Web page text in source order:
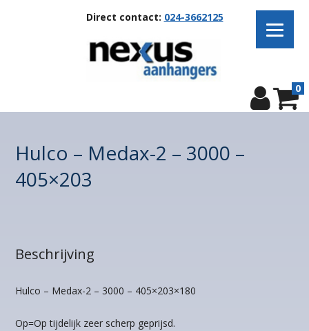
Direct contact: 024-3662125
0
Hulco – Medax-2 – 3000 –
405×203
Beschrijving
Hulco – Medax-2 – 3000 – 405×203×180
Op=Op tijdelijk zeer scherp geprijsd.